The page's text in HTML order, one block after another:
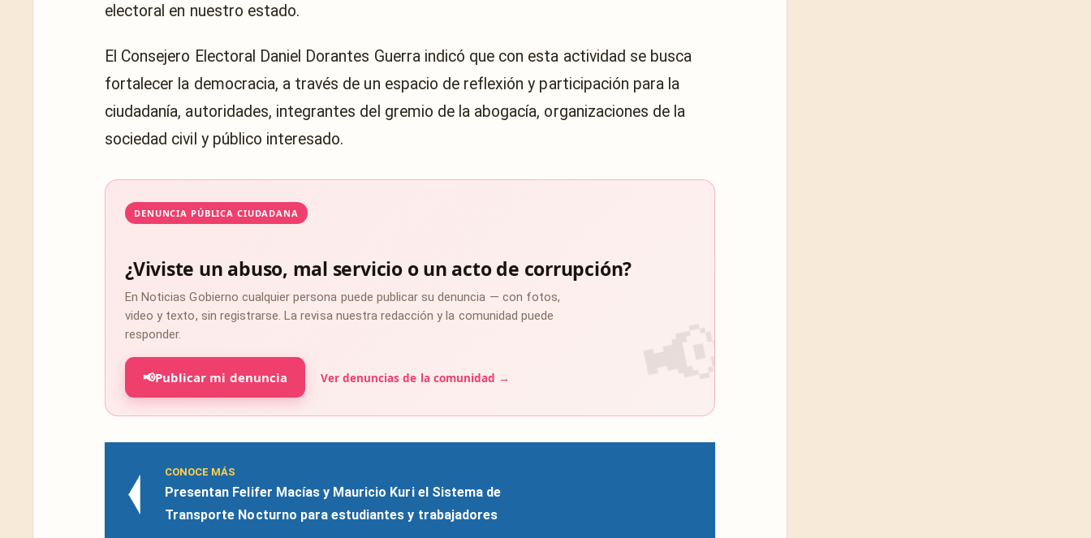
electoral en nuestro estado.
El Consejero Electoral Daniel Dorantes Guerra indicó que con esta actividad se busca
fortalecer la democracia, a través de un espacio de reflexión y participación para la
ciudadanía, autoridades, integrantes del gremio de la abogacía, organizaciones de la
sociedad civil y público interesado.
DENUNCIA PÚBLICA CIUDADANA
¿Viviste un abuso, mal servicio o un acto de corrupción?
En Noticias Gobierno cualquier persona puede publicar su denuncia — con fotos,
video y texto, sin registrarse. La revisa nuestra redacción y la comunidad puede
responder.
📢Publicar mi denuncia Ver denuncias de la comunidad →
CONOCE MÁS
Presentan Felifer Macías y Mauricio Kuri el Sistema de
Transporte Nocturno para estudiantes y trabajadores